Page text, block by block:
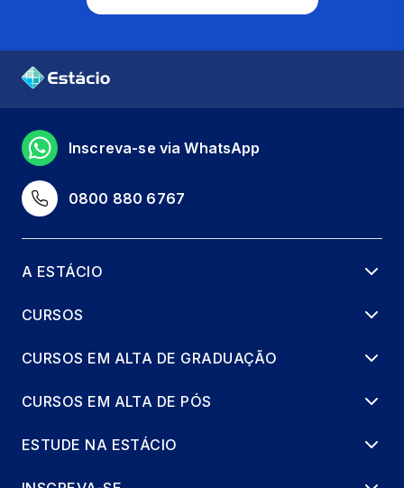
0800 880 6767
Inscreva-se via WhatsApp
A ESTÁCIO
CURSOS
CURSOS EM ALTA DE GRADUAÇÃO
CURSOS EM ALTA DE PÓS
ESTUDE NA ESTÁCIO